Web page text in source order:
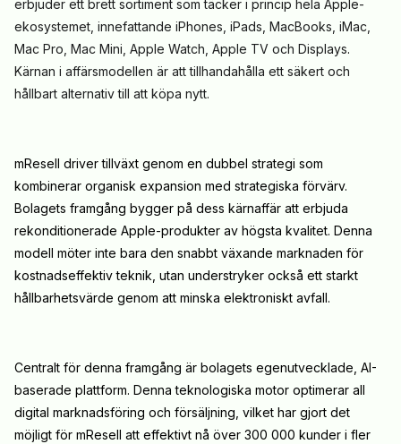
erbjuder ett brett sortiment som täcker i princip hela Apple-
ekosystemet, innefattande iPhones, iPads, MacBooks, iMac,
Mac Pro, Mac Mini, Apple Watch, Apple TV och Displays.
Kärnan i affärsmodellen är att tillhandahålla ett säkert och
hållbart alternativ till att köpa nytt.
mResell driver tillväxt genom en dubbel strategi som
kombinerar organisk expansion med strategiska förvärv.
Bolagets framgång bygger på dess kärnaffär att erbjuda
rekonditionerade Apple-produkter av högsta kvalitet. Denna
modell möter inte bara den snabbt växande marknaden för
kostnadseffektiv teknik, utan understryker också ett starkt
hållbarhetsvärde genom att minska elektroniskt avfall.
Centralt för denna framgång är bolagets egenutvecklade, AI-
baserade plattform. Denna teknologiska motor optimerar all
digital marknadsföring och försäljning, vilket har gjort det
möjligt för mResell att effektivt nå över 300 000 kunder i fler